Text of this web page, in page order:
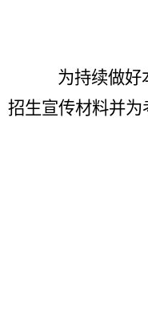
为持续做好
招生宣传材料并为